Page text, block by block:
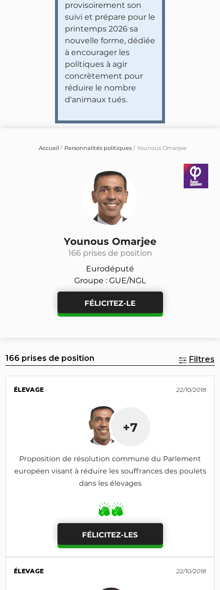
provisoirement son
suivi et prépare pour le
printemps 2026 sa
nouvelle forme, dédiée
à encourager les
politiques à agir
concrètement pour
réduire le nombre
d'animaux tués.
Accueil Personnalités politiques Younous Omarjee
Younous Omarjee
166 prises de position
Eurodéputé
Groupe : GUE/NGL
FÉLICITEZ-LE
166 prises de position Filtres
ÉLEVAGE 22/10/2018
+7
Proposition de résolution commune du Parlement
européen visant à réduire les souffrances des poulets
dans les élevages
FÉLICITEZ-LES
ÉLEVAGE 22/10/2018